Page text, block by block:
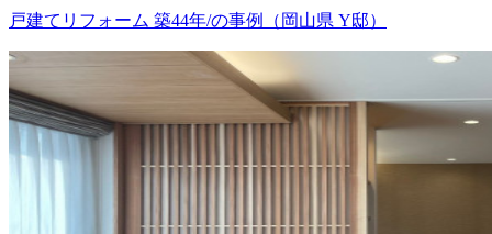
戸建てリフォーム 築44年/の事例（岡山県 Y邸）